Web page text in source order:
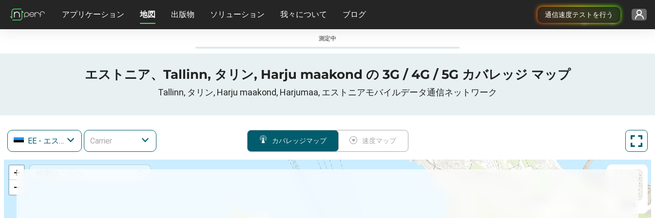
通信速度テストを行う
アプリケーション 地図 出版物 ソリューション 我々について ブログ
測定中
エストニア、Tallinn, タリン, Harju maakond の 3G / 4G / 5G カバレッジ マップ
Tallinn, タリン, Harju maakond, Harjumaa, エストニアモバイルデータ通信ネットワーク
EE - エストニア カバレッジマップ 速度マップ
+
−